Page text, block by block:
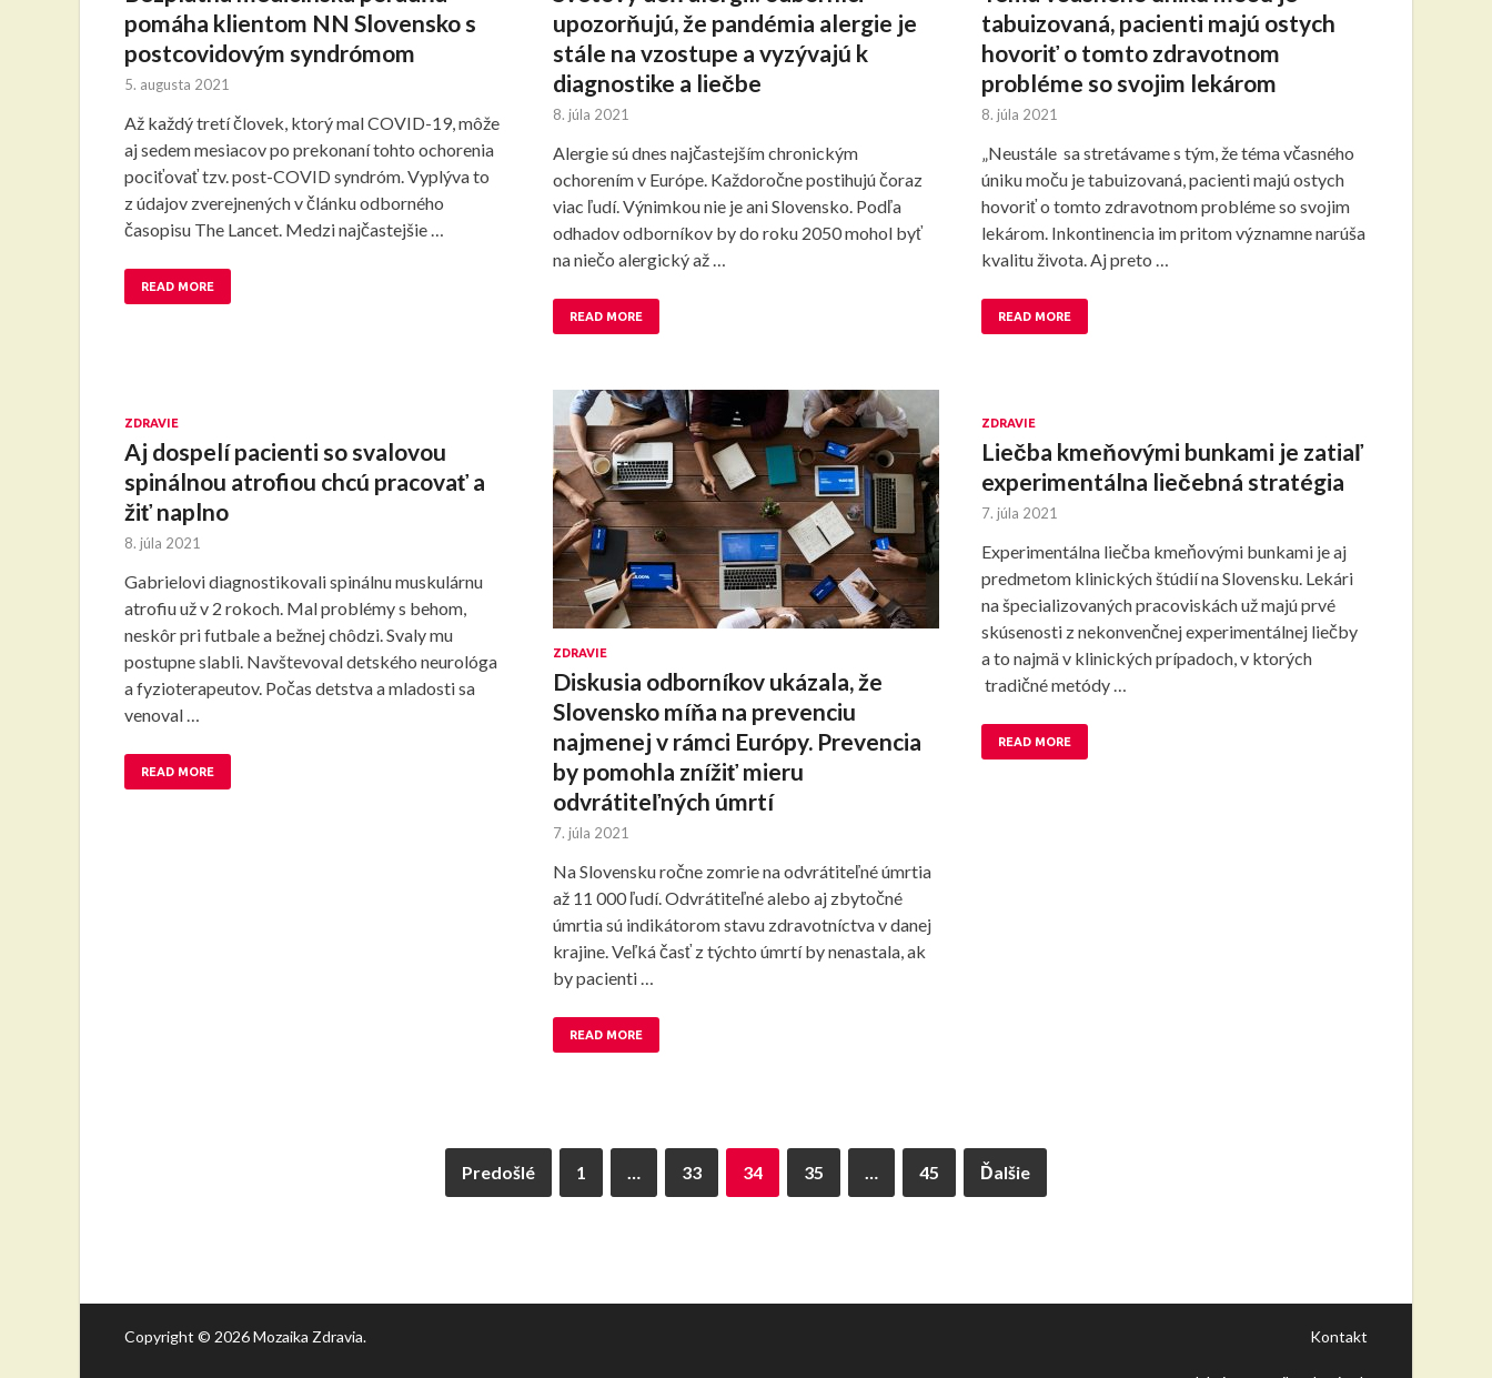
pomáha klientom NN Slovensko s
postcovidovým syndrómom
5. augusta 2021
Až každý tretí človek, ktorý mal COVID-19, môže
aj sedem mesiacov po prekonaní tohto ochorenia
pociťovať tzv. post-COVID syndróm. Vyplýva to
z údajov zverejnených v článku odborného
časopisu The Lancet. Medzi najčastejšie …
READ MORE
upozorňujú, že pandémia alergie je
stále na vzostupe a vyzývajú k
diagnostike a liečbe
8. júla 2021
Alergie sú dnes najčastejším chronickým
ochorením v Európe. Každoročne postihujú čoraz
viac ľudí. Výnimkou nie je ani Slovensko. Podľa
odhadov odborníkov by do roku 2050 mohol byť
na niečo alergický až …
READ MORE
tabuizovaná, pacienti majú ostych
hovoriť o tomto zdravotnom
probléme so svojim lekárom
8. júla 2021
„Neustále sa stretávame s tým, že téma včasného
úniku moču je tabuizovaná, pacienti majú ostych
hovoriť o tomto zdravotnom probléme so svojim
lekárom. Inkontinencia im pritom významne narúša
kvalitu života. Aj preto …
READ MORE
ZDRAVIE
Aj dospelí pacienti so svalovou
spinálnou atrofiou chcú pracovať a
žiť naplno
8. júla 2021
Gabrielovi diagnostikovali spinálnu muskulárnu
atrofiu už v 2 rokoch. Mal problémy s behom,
neskôr pri futbale a bežnej chôdzi. Svaly mu
postupne slabli. Navštevoval detského neurológa
a fyzioterapeutov. Počas detstva a mladosti sa
venoval …
READ MORE
ZDRAVIE
Diskusia odborníkov ukázala, že
Slovensko míňa na prevenciu
najmenej v rámci Európy. Prevencia
by pomohla znížiť mieru
odvrátiteľných úmrtí
7. júla 2021
Na Slovensku ročne zomrie na odvrátiteľné úmrtia
až 11 000 ľudí. Odvrátiteľné alebo aj zbytočné
úmrtia sú indikátorom stavu zdravotníctva v danej
krajine. Veľká časť z týchto úmrtí by nenastala, ak
by pacienti …
READ MORE
ZDRAVIE
Liečba kmeňovými bunkami je zatiaľ
experimentálna liečebná stratégia
7. júla 2021
Experimentálna liečba kmeňovými bunkami je aj
predmetom klinických štúdií na Slovensku. Lekári
na špecializovaných pracoviskách už majú prvé
skúsenosti z nekonvenčnej experimentálnej liečby
a to najmä v klinických prípadoch, v ktorých
tradičné metódy …
READ MORE
Predošlé 1 … 33 34 35 … 45 Ďalšie
Copyright © 2026Mozaika Zdravia. Kontakt